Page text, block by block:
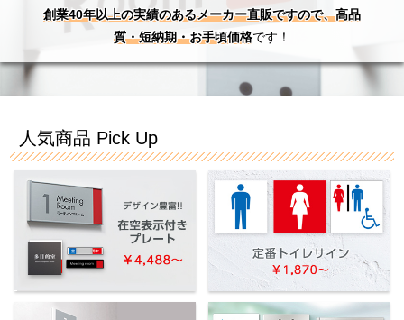
創業40年以上の実績のあるメーカー直販ですので、高品
質・短納期・お手頃価格です！
人気商品 Pick Up